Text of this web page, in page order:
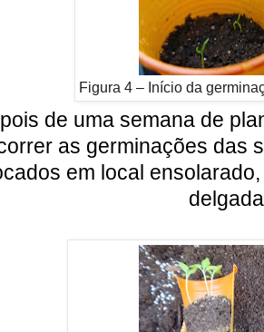
Figura 4 – Início da
de uma semana de
as germinações das
em local